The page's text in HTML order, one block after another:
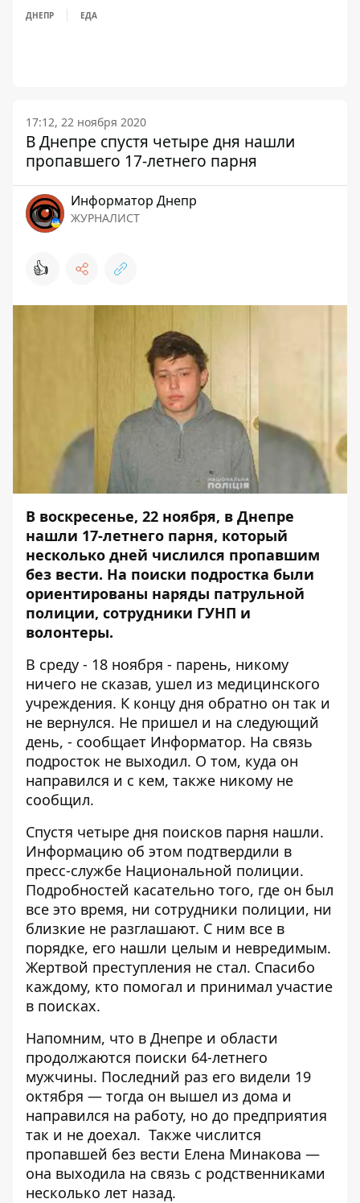
ДНЕПР ЕДА
17:12, 22 ноября 2020
В Днепре спустя четыре дня нашли
пропавшего 17-летнего парня
Информатор Днепр
ЖУРНАЛИСТ
👍
В воскресенье, 22 ноября, в Днепре
нашли 17-летнего парня, который
несколько дней числился пропавшим
без вести. На поиски подростка были
ориентированы наряды патрульной
полиции, сотрудники ГУНП и
волонтеры.
В среду - 18 ноября - парень, никому
ничего не сказав, ушел из медицинского
учреждения. К концу дня обратно он так и
не вернулся. Не пришел и на следующий
день, - сообщает Информатор. На связь
подросток не выходил. О том, куда он
направился и с кем, также никому не
сообщил.
Спустя четыре дня поисков парня нашли.
Информацию об этом подтвердили в
пресс-службе Национальной полиции.
Подробностей касательно того, где он был
все это время, ни сотрудники полиции, ни
близкие не разглашают. С ним все в
порядке, его нашли целым и невредимым.
Жертвой преступления не стал. Спасибо
каждому, кто помогал и принимал участие
в поисках.
Напомним, что в Днепре и области
продолжаются поиски 64-летнего
мужчины. Последний раз его видели 19
октября — тогда он вышел из дома и
направился на работу, но до предприятия
так и не доехал. Также числится
пропавшей без вести Елена Минакова —
она выходила на связь с родственниками
несколько лет назад.